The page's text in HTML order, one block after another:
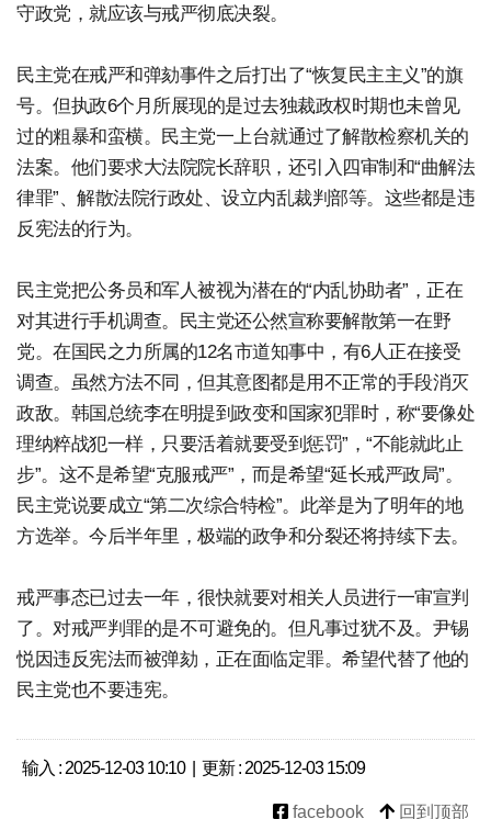
守政党，就应该与戒严彻底决裂。
民主党在戒严和弹劾事件之后打出了“恢复民主主义”的旗
号。但执政6个月所展现的是过去独裁政权时期也未曾见
过的粗暴和蛮横。民主党一上台就通过了解散检察机关的
法案。他们要求大法院院长辞职，还引入四审制和“曲解法
律罪”、解散法院行政处、设立内乱裁判部等。这些都是违
反宪法的行为。
民主党把公务员和军人被视为潜在的“内乱协助者”，正在
对其进行手机调查。民主党还公然宣称要解散第一在野
党。在国民之力所属的12名市道知事中，有6人正在接受
调查。虽然方法不同，但其意图都是用不正常的手段消灭
政敌。韩国总统李在明提到政变和国家犯罪时，称“要像处
理纳粹战犯一样，只要活着就要受到惩罚”，“不能就此止
步”。这不是希望“克服戒严”，而是希望“延长戒严政局”。
民主党说要成立“第二次综合特检”。此举是为了明年的地
方选举。今后半年里，极端的政争和分裂还将持续下去。
戒严事态已过去一年，很快就要对相关人员进行一审宣判
了。对戒严判罪的是不可避免的。但凡事过犹不及。尹锡
悦因违反宪法而被弹劾，正在面临定罪。希望代替了他的
民主党也不要违宪。
输入 : 2025-12-03 10:10 | 更新 : 2025-12-03 15:09
facebook 回到顶部